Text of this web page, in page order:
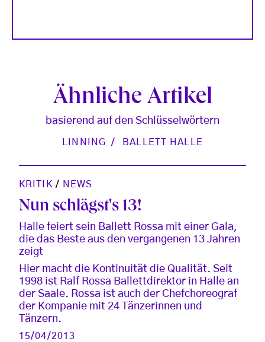
Ähnliche Artikel
basierend auf den Schlüsselwörtern
LINNING BALLETT HALLE
KRITIK / NEWS
Nun schlägst's 13!
Halle feiert sein Ballett Rossa mit einer Gala,
die das Beste aus den vergangenen 13 Jahren
zeigt
Hier macht die Kontinuität die Qualität. Seit
1998 ist Ralf Rossa Ballettdirektor in Halle an
der Saale. Rossa ist auch der Chefchoreograf
der Kompanie mit 24 Tänzerinnen und
Tänzern.
15/04/2013